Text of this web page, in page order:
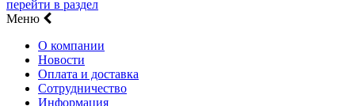
перейти в раздел
Меню
О компании
Новости
Оплата и доставка
Сотрудничество
Информация